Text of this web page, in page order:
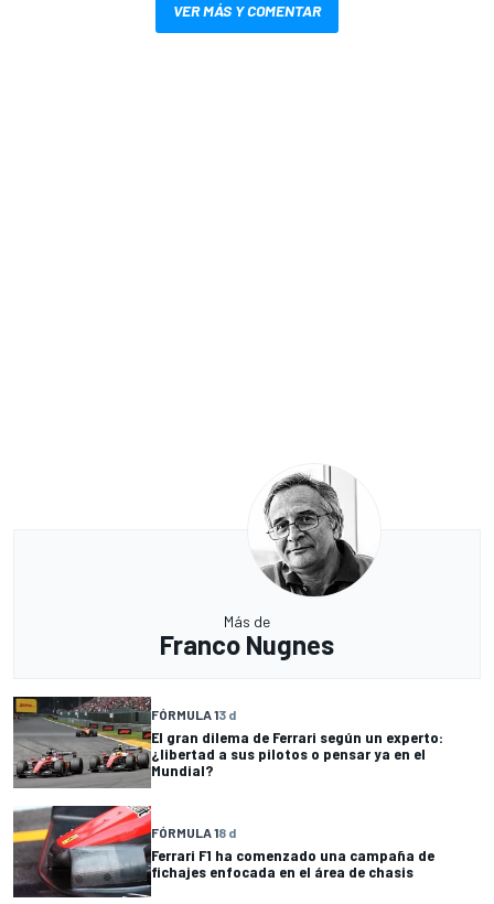
VER MÁS Y COMENTAR
Más de
Franco Nugnes
FÓRMULA 13 d
El gran dilema de Ferrari según un experto:
¿libertad a sus pilotos o pensar ya en el
Mundial?
FÓRMULA 18 d
Ferrari F1 ha comenzado una campaña de
fichajes enfocada en el área de chasis